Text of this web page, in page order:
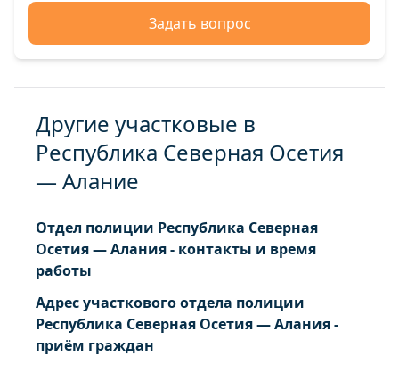
Задать вопрос
Другие участковые в
Республика Северная Осетия
— Алание
Отдел полиции Республика Северная
Осетия — Алания - контакты и время
работы
Адрес участкового отдела полиции
Республика Северная Осетия — Алания -
приём граждан